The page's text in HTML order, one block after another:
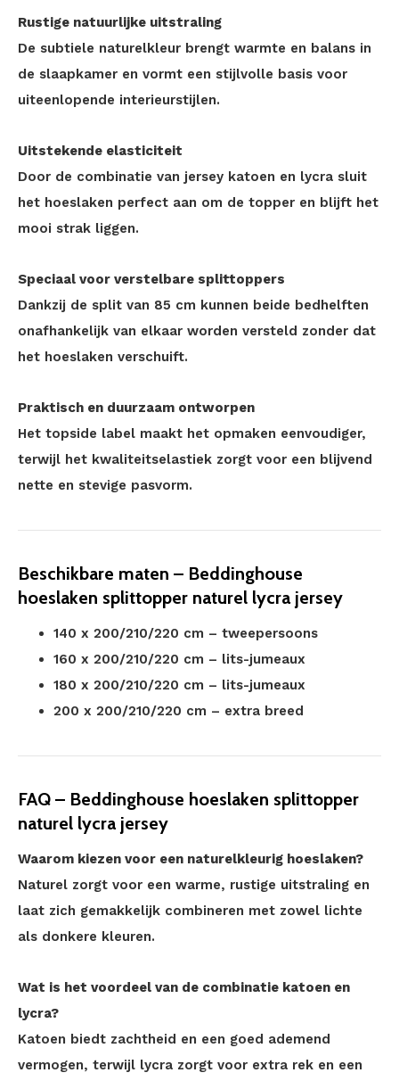
Rustige natuurlijke uitstraling
De subtiele naturelkleur brengt warmte en balans in
de slaapkamer en vormt een stijlvolle basis voor
uiteenlopende interieurstijlen.
Uitstekende elasticiteit
Door de combinatie van jersey katoen en lycra sluit
het hoeslaken perfect aan om de topper en blijft het
mooi strak liggen.
Speciaal voor verstelbare splittoppers
Dankzij de split van 85 cm kunnen beide bedhelften
onafhankelijk van elkaar worden versteld zonder dat
het hoeslaken verschuift.
Praktisch en duurzaam ontworpen
Het topside label maakt het opmaken eenvoudiger,
terwijl het kwaliteitselastiek zorgt voor een blijvend
nette en stevige pasvorm.
Beschikbare maten – Beddinghouse
hoeslaken splittopper naturel lycra jersey
140 x 200/210/220 cm – tweepersoons
160 x 200/210/220 cm – lits-jumeaux
180 x 200/210/220 cm – lits-jumeaux
200 x 200/210/220 cm – extra breed
FAQ – Beddinghouse hoeslaken splittopper
naturel lycra jersey
Waarom kiezen voor een naturelkleurig hoeslaken?
Naturel zorgt voor een warme, rustige uitstraling en
laat zich gemakkelijk combineren met zowel lichte
als donkere kleuren.
Wat is het voordeel van de combinatie katoen en
lycra?
Katoen biedt zachtheid en een goed ademend
vermogen, terwijl lycra zorgt voor extra rek en een